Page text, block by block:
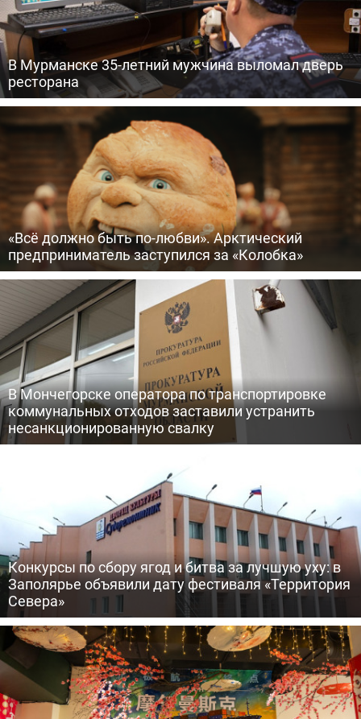
В Мурманске 35-летний мужчина выломал дверь
ресторана
«Всё должно быть по-любви». Арктический
предприниматель заступился за «Колобка»
В Мончегорске оператора по транспортировке
коммунальных отходов заставили устранить
несанкционированную свалку
Конкурсы по сбору ягод и битва за лучшую уху: в
Заполярье объявили дату фестиваля «Территория
Севера»